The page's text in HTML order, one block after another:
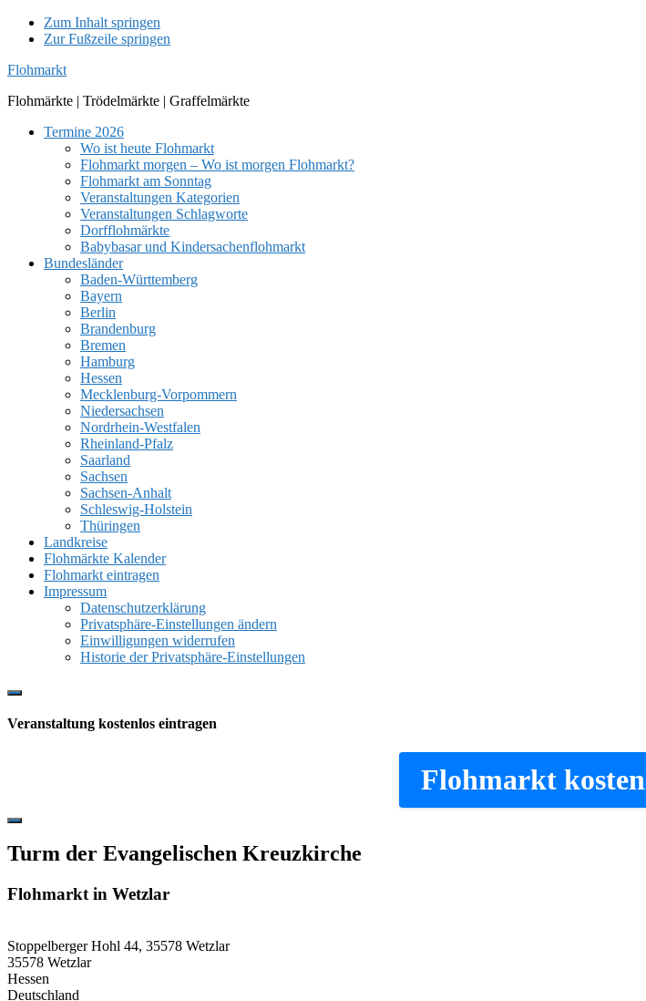
Zum Inhalt springen
Zur Fußzeile springen
Flohmarkt
Flohmärkte | Trödelmärkte | Graffelmärkte
Termine 2026
Wo ist heute Flohmarkt
Flohmarkt morgen – Wo ist morgen Flohmarkt?
Flohmarkt am Sonntag
Veranstaltungen Kategorien
Veranstaltungen Schlagworte
Dorfflohmärkte
Babybasar und Kindersachenflohmarkt
Bundesländer
Baden-Württemberg
Bayern
Berlin
Brandenburg
Bremen
Hamburg
Hessen
Mecklenburg-Vorpommern
Niedersachsen
Nordrhein-Westfalen
Rheinland-Pfalz
Saarland
Sachsen
Sachsen-Anhalt
Schleswig-Holstein
Thüringen
Landkreise
Flohmärkte Kalender
Flohmarkt eintragen
Impressum
Datenschutzerklärung
Privatsphäre-Einstellungen ändern
Einwilligungen widerrufen
Historie der Privatsphäre-Einstellungen
Show
Content
Veranstaltung kostenlos eintragen
Flohmarkt
Hide
Content
Turm der Evangelischen Kreuzkirche
Flohmarkt in Wetzlar
Stoppelberger Hohl 44, 35578 Wetzlar
35578 Wetzlar
Hessen
Deutschland